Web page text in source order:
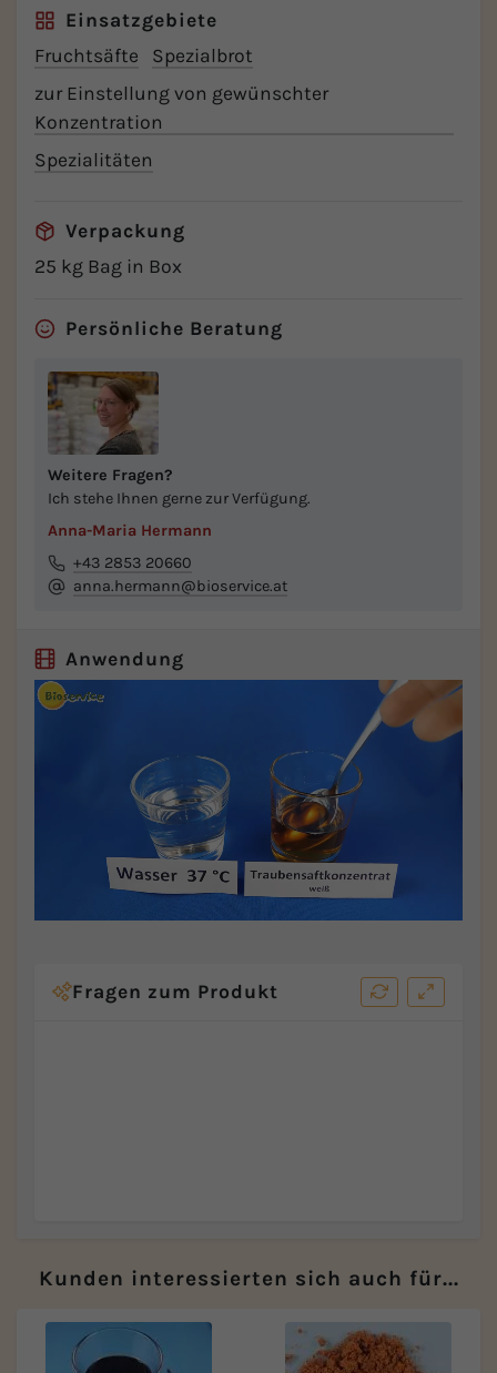
Einsatzgebiete
Fruchtsäfte
Spezialbrot
zur Einstellung von gewünschter
Konzentration
Spezialitäten
Verpackung
25 kg Bag in Box
Persönliche Beratung
Weitere Fragen?
Ich stehe Ihnen gerne zur Verfügung.
Anna-Maria Hermann
+43 2853 20660
anna.hermann@bioservice.at
Anwendung
Fragen zum Produkt
Kunden interessierten sich auch für...